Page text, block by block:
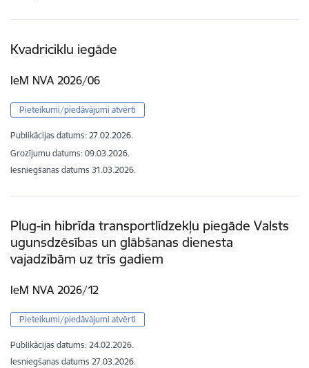
Kvadriciklu iegāde
IeM NVA 2026/06
Pieteikumi/piedāvājumi atvērti
Publikācijas datums: 27.02.2026.
Grozījumu datums: 09.03.2026.
Iesniegšanas datums 31.03.2026.
Plug-in hibrīda transportlīdzekļu piegāde Valsts
ugunsdzēsības un glābšanas dienesta
vajadzībām uz trīs gadiem
IeM NVA 2026/12
Pieteikumi/piedāvājumi atvērti
Publikācijas datums: 24.02.2026.
Iesniegšanas datums 27.03.2026.